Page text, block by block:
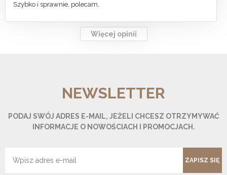
Szybko i sprawnie, polecam.
Więcej opinii
NEWSLETTER
PODAJ SWÓJ ADRES E-MAIL, JEŻELI CHCESZ OTRZYMYWAĆ
INFORMACJE O NOWOŚCIACH I PROMOCJACH.
ZAPISZ SIĘ